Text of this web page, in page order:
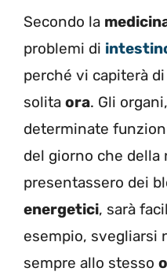
Secondo la
problemi di
perché vi capiterà
solita ora. Gli
determinate
del giorno che della
presentassero dei
energetici, sarà
esempio, svegliarsi
sempre allo stesso